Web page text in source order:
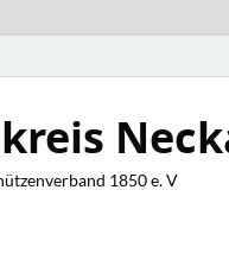
1850 e. V